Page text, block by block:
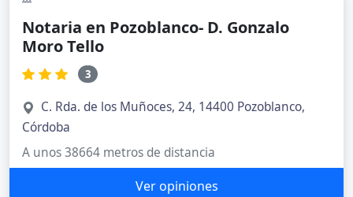
Notaria en Pozoblanco- D. Gonzalo
Moro Tello
3
C. Rda. de los Muñoces, 24, 14400 Pozoblanco,
Córdoba
A unos 38664 metros de distancia
Ver opiniones